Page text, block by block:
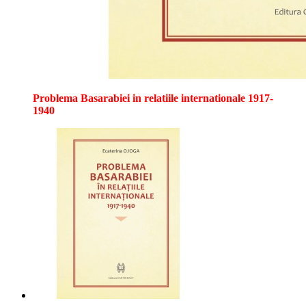
Problema Basarabiei in relatiile internationale 1917-
1940